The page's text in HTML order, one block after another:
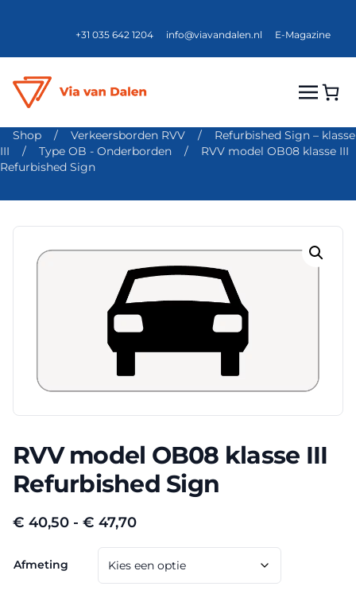
+31 035 642 1204 info@viavandalen.nl E-Magazine
Shop / Verkeersborden RVV /
Refurbished Sign – klasse
III
/ Type OB - Onderborden /
RVV model OB08 klasse III
Refurbished Sign
RVV model OB08 klasse III
Refurbished Sign
€ 40,50 - € 47,70Prijsklasse:
€ 40,50
tot
€ 47,70
Afmeting